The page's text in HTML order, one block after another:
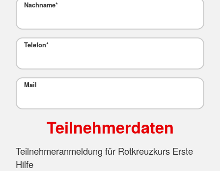
Nachname*
Telefon*
Mail
Teilnehmerdaten
Teilnehmeranmeldung für Rotkreuzkurs Erste
Hilfe